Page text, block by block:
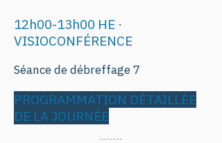
12h00-13h00 HE ·
VISIOCONFÉRENCE
Séance de débreffage 7
PROGRAMMATION DÉTAILLÉE
DE LA JOURNÉE